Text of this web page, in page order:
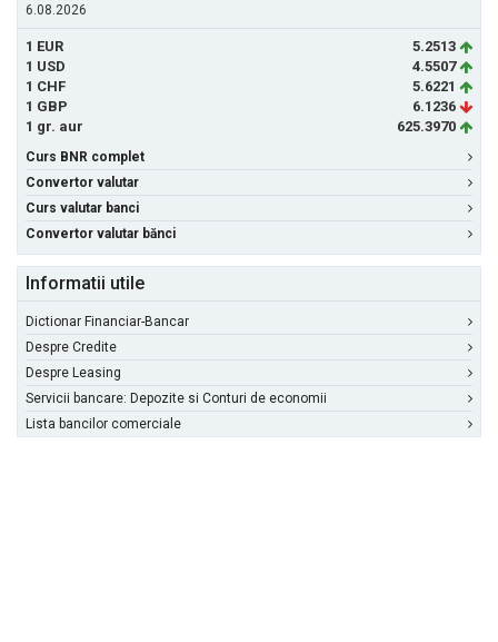
6.08.2026
1 EUR
5.2513
1 USD
4.5507
1 CHF
5.6221
1 GBP
6.1236
1 gr. aur
625.3970
Curs BNR complet
Convertor valutar
Curs valutar banci
Convertor valutar bănci
Informatii utile
Dictionar Financiar-Bancar
Despre Credite
Despre Leasing
Servicii bancare: Depozite si Conturi de economii
Lista bancilor comerciale